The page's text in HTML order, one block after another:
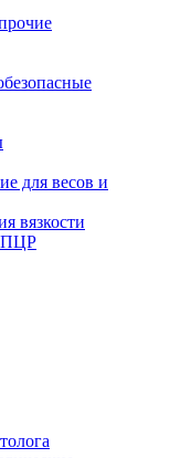
для весов и
вязкости
ПЦР